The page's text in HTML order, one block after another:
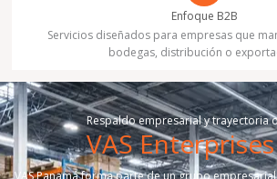
Enfoque B2B
Servicios diseñados para empresas que
bodegas, distribución o
Respaldo empresarial y trayectoria
VAS